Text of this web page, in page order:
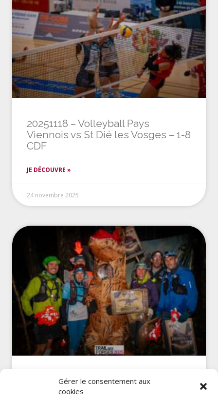
Gérer le consentement aux
cookies
20251118 – Volleyball Pays
Viennois vs St Dié les Vosges – 1-8
CDF
JE DÉCOUVRE »
24 novembre 2025
20251115 – Trail des Forges